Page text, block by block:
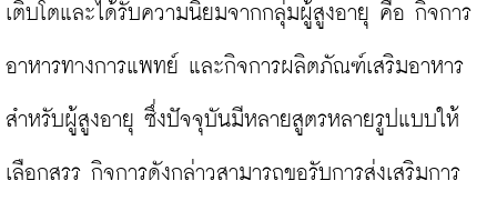
เติบโตและได้รับความนิยมจากกลุ่มผู้สูงอายุ คือ กิจการ
อาหารทางการแพทย์ และกิจการผลิตภัณฑ์เสริมอาหาร
สำหรับผู้สูงอายุ ซึ่งปัจจุบันมีหลายสูตรหลายรูปแบบให้
เลือกสรร กิจการดังกล่าวสามารถขอรับการส่งเสริมการ